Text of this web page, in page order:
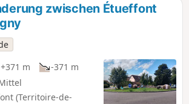
zwischen Étueffont
+371 m
-371 m
(Territoire-de-